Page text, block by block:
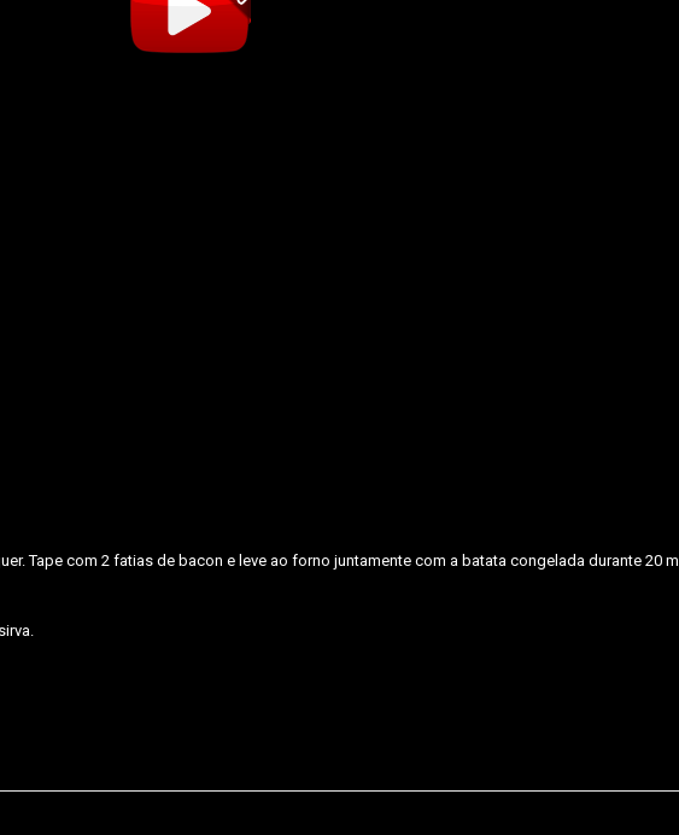
Tape com 2 fatias de bacon e leve ao forno juntamente com a batata congelada durante 20